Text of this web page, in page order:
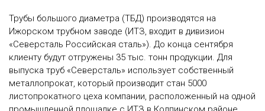
Трубы большого диаметра (ТБД) производятся на
Ижорском трубном заводе (ИТЗ, входит в дивизион
«Северсталь Российская сталь»). До конца сентября
клиенту будут отгружены 35 тыс. тонн продукции. Для
выпуска труб «Северсталь» использует собственный
металлопрокат, который производит стан 5000
листопрокатного цеха компании, расположенный на одной